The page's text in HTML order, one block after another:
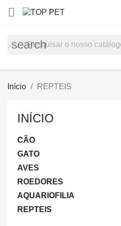

search
Início REPTEIS
INÍCIO
CÃO
GATO
AVES
ROEDORES
AQUARIOFILIA
REPTEIS